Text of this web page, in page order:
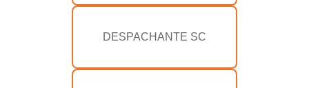
DESPACHANTE SC